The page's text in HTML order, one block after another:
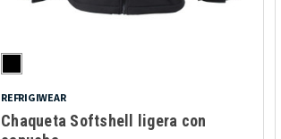
REFRIGIWEAR
Chaqueta Softshell ligera con